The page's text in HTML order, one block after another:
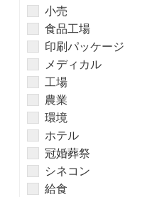
小売
食品工場
印刷パッケージ
メディカル
工場
農業
環境
ホテル
冠婚葬祭
シネコン
給食